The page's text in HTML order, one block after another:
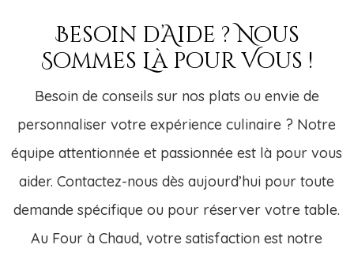
Besoin d’Aide ? Nous
Sommes Là pour Vous !
Besoin de conseils sur nos plats ou envie de
personnaliser votre expérience culinaire ? Notre
équipe attentionnée et passionnée est là pour vous
aider. Contactez-nous dès aujourd’hui pour toute
demande spécifique ou pour réserver votre table.
Au Four à Chaud, votre satisfaction est notre